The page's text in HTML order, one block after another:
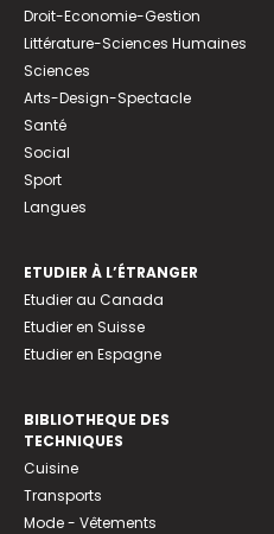
Droit-Economie-Gestion
Littérature-Sciences Humaines
Sciences
Arts-Design-Spectacle
Santé
Social
Sport
Langues
ETUDIER À L’ÉTRANGER
Etudier au Canada
Etudier en Suisse
Etudier en Espagne
BIBLIOTHEQUE DES
TECHNIQUES
Cuisine
Transports
Mode - Vêtements